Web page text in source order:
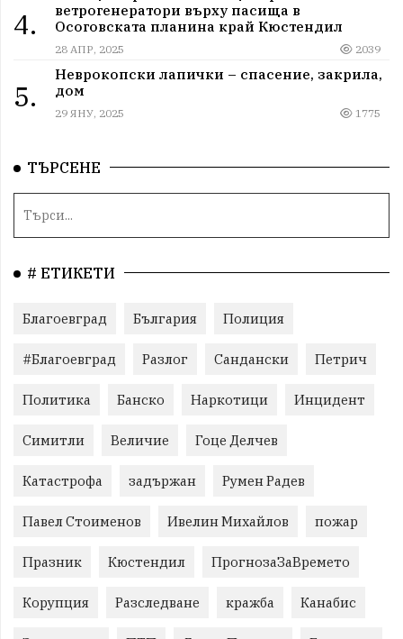
4.
ветрогенератори върху пасища в
Осоговската планина край Кюстендил
28 АПР, 2025 2039
5.
Неврокопски лапички – спасение, закрила,
дом
29 ЯНУ, 2025 1775
ТЪРСЕНЕ
# ЕТИКЕТИ
Благоевград България Полиция
#Благоевград Разлог Сандански Петрич
Политика Банско Наркотици Инцидент
Симитли Величие Гоце Делчев
Катастрофа задържан Румен Радев
Павел Стоименов Ивелин Михайлов пожар
Празник Кюстендил ПрогнозаЗаВремето
Корупция Разследване кражба Канабис